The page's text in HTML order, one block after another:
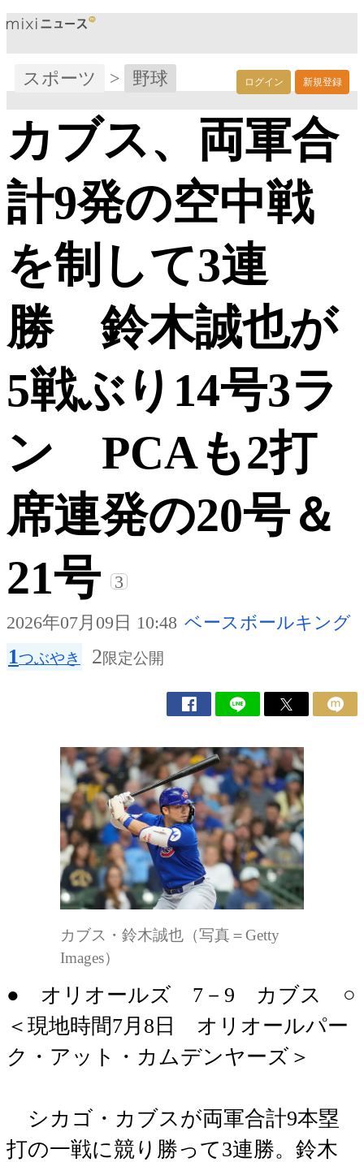
ログイン 新規登録
スポーツ > 野球
カブス、両軍合
計9発の空中戦
を制して3連
勝 鈴木誠也が
5戦ぶり14号3ラ
ン PCAも2打
席連発の20号＆
21号
3
2026年07月09日 10:48 ベースボールキング
1つぶやき 2限定公開
カブス・鈴木誠也（写真＝Getty
Images）
● オリオールズ 7－9 カブス ○
＜現地時間7月8日 オリオールパー
ク・アット・カムデンヤーズ＞
シカゴ・カブスが両軍合計9本塁
打の一戦に競り勝って3連勝。鈴木